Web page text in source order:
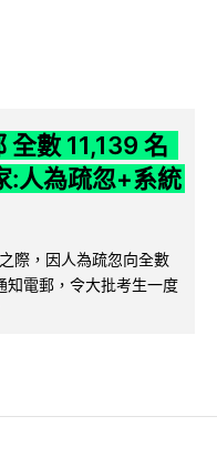
全數 11,139 名
:人為疏忽+系統
際，因人為疏忽向全數
知電郵，令大批考生一度